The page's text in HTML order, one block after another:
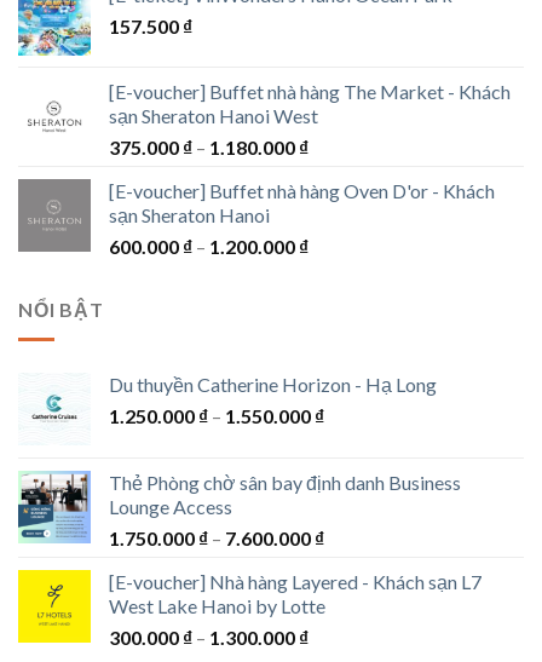
157.500 ₫
[E-voucher] Buffet nhà hàng The Market - Khách
sạn Sheraton Hanoi West
375.000 ₫ – 1.180.000 ₫Khoảng
từ
đến
[E-voucher] Buffet nhà hàng Oven D'or - Khách
sạn Sheraton Hanoi
600.000 ₫ – 1.200.000 ₫Khoảng
NỔI BẬT
Du thuyền Catherine Horizon - Hạ Long
1.250.000 ₫ – 1.550.000 ₫Khoảng
1.250.000 ₫
1.550.000 ₫
Thẻ Phòng chờ sân bay định danh Business
Lounge Access
1.750.000 ₫ – 7.600.000 ₫Khoảng
từ
1.750.000 ₫
[E-voucher] Nhà hàng Layered - Khách sạn L7
West Lake Hanoi by Lotte
300.000 ₫ – 1.300.000 ₫Khoảng